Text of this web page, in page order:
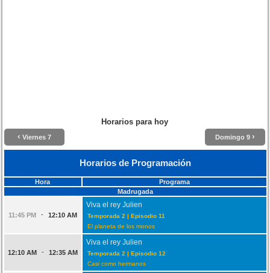
Horarios para hoy
‹ Viernes 7 Domingo 9 ›
Horarios de Programación
Hora
Programa
Madrugada
11:45 PM - 12:10 AM
Viva el rey Julien
Temporada 2 | Episodio 11
El planeta de los monos
12:10 AM - 12:35 AM
Viva el rey Julien
Temporada 2 | Episodio 12
Casi como hermanos